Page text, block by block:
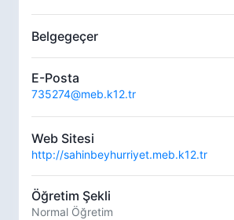
Belgegeçer
E-Posta
735274@meb.k12.tr
Web Sitesi
http://sahinbeyhurriyet.meb.k12.tr
Öğretim Şekli
Normal Öğretim